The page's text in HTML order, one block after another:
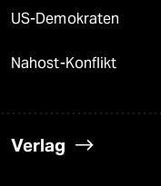
US-Demokraten
Nahost-Konflikt
Verlag